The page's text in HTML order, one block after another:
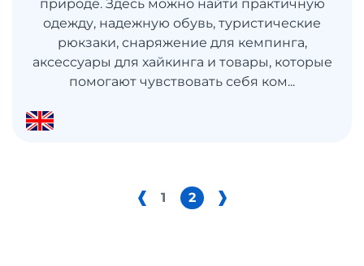
природе. Здесь можно найти практичную
одежду, надежную обувь, туристические
рюкзаки, снаряжение для кемпинга,
аксессуары для хайкинга и товары, которые
помогают чувствовать себя ком...
1 2